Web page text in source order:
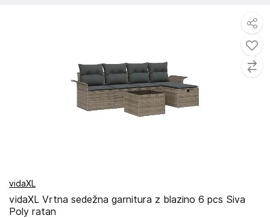
vidaXL
vidaXL Vrtna sedežna garnitura z blazino 6 pcs Siva
Poly ratan